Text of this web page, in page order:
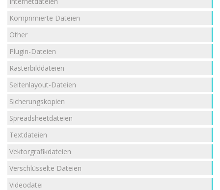
Komprimierte Dateien
Other
Plugin-Dateien
Rasterbilddateien
Seitenlayout-Dateien
Sicherungskopien
Spreadsheetdateien
Textdateien
Vektorgrafikdateien
Verschlüsselte Dateien
Videodatei